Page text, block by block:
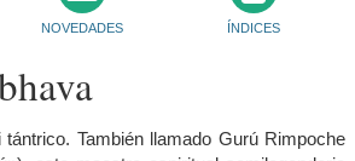
NOVEDADES ÍNDICES
También llamado Gurú Rimpoche